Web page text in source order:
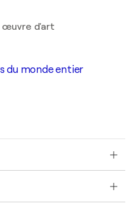
œuvre d'art
du monde entier